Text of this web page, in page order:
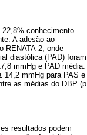
conhecimento
A adesão ao
RENATA-2, onde
diastólica (PAD) foram
mmHg e PAD média:
14,2 mmHg para PAS e
as médias do DBP (p
resultados podem